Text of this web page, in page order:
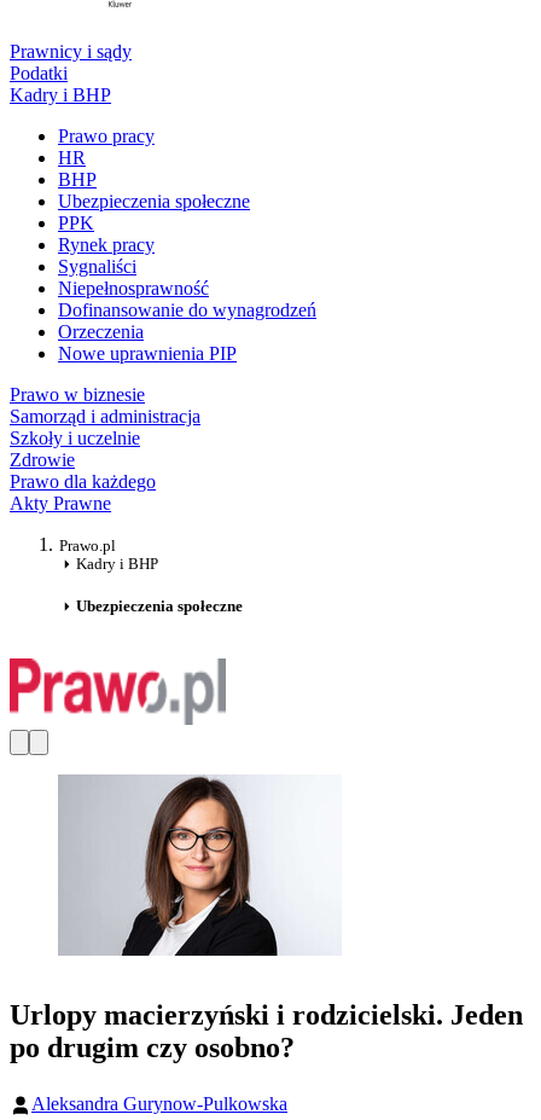
Prawnicy i sądy
Podatki
Kadry i BHP
Prawo pracy
HR
BHP
Ubezpieczenia społeczne
PPK
Rynek pracy
Sygnaliści
Niepełnosprawność
Dofinansowanie do wynagrodzeń
Orzeczenia
Nowe uprawnienia PIP
Prawo w biznesie
Samorząd i administracja
Szkoły i uczelnie
Zdrowie
Prawo dla każdego
Akty Prawne
Prawo.pl
Kadry i BHP
Ubezpieczenia społeczne
Urlopy macierzyński i rodzicielski. Jeden
po drugim czy osobno?
Aleksandra Gurynow-Pulkowska